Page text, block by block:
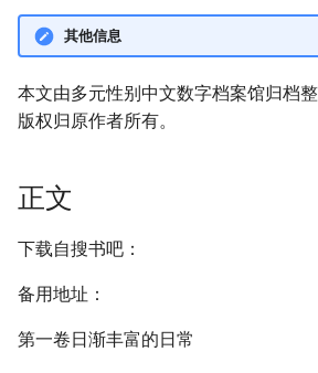
其他信息
本文由多元性别中文数字档案馆归档
版权归原作者所有。
正文
下载自搜书吧：
备用地址：
第一卷日渐丰富的日常